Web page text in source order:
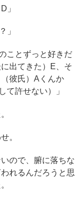
」
」
ことずっと好きだ
出てきた）E、そ
彼氏）Aくんか
て許せない）」
。
ので、腑に落ちな
れるんだろうと思